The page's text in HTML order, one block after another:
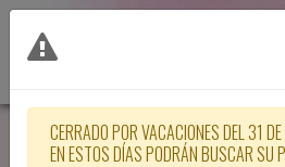
CERRADO POR
CERRADO POR VACACIONES DEL 31
EN ESTOS DÍAS PODRÁN BUSCAR SU